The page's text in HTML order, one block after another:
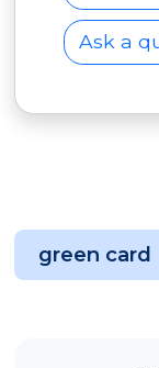
Ask a
green card